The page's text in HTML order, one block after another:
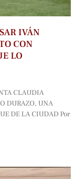
IVÁN
CON
LO
CLAUDIA
DURAZO, UNA
DE LA CIUDAD Por